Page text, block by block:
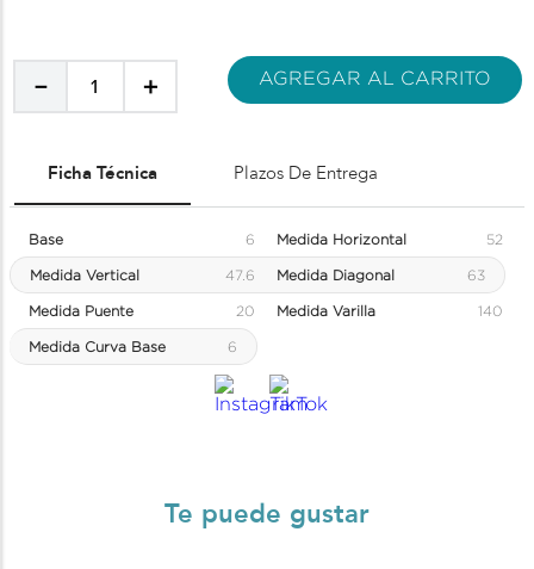
＋
－ AGREGAR AL CARRITO
Ficha Técnica Plazos De Entrega
Base 6 Medida Horizontal 52
Medida Vertical 47.6 Medida Diagonal 63
Medida Puente 20 Medida Varilla 140
Medida Curva Base 6
Te puede gustar